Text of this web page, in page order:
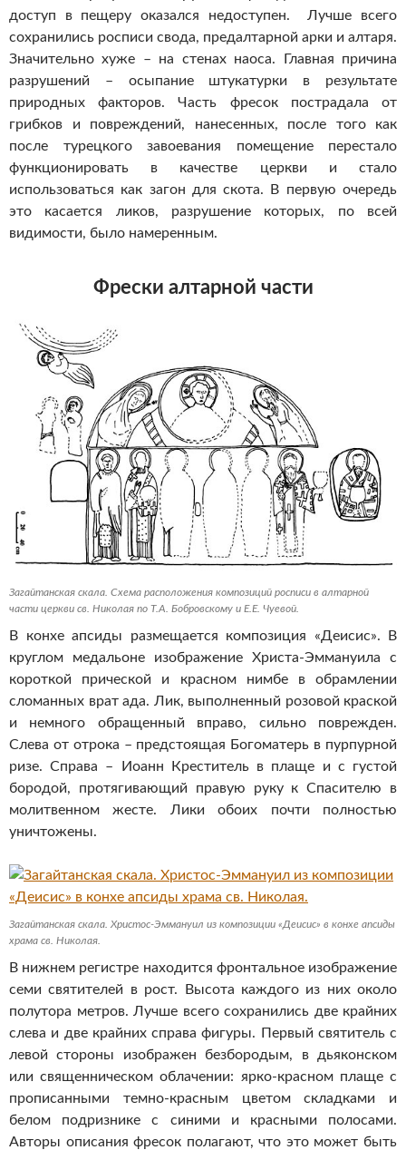
доступ в пещеру оказался недоступен. Лучше всего
сохранились росписи свода, предалтарной арки и алтаря.
Значительно хуже – на стенах наоса. Главная причина
разрушений – осыпание штукатурки в результате
природных факторов. Часть фресок пострадала от
грибков и повреждений, нанесенных, после того как
после турецкого завоевания помещение перестало
функционировать в качестве церкви и стало
использоваться как загон для скота. В первую очередь
это касается ликов, разрушение которых, по всей
видимости, было намеренным.
Фрески алтарной части
Загайтанская скала. Схема расположения композиций росписи в алтарной
части церкви св. Николая по Т.А. Бобровскому и Е.Е. Чуевой.
В конхе апсиды размещается композиция «Деисис». В
круглом медальоне изображение Христа-Эммануила с
короткой прической и красном нимбе в обрамлении
сломанных врат ада. Лик, выполненный розовой краской
и немного обращенный вправо, сильно поврежден.
Слева от отрока – предстоящая Богоматерь в пурпурной
ризе. Справа – Иоанн Креститель в плаще и с густой
бородой, протягивающий правую руку к Спасителю в
молитвенном жесте. Лики обоих почти полностью
уничтожены.
Загайтанская скала. Христос-Эммануил из композиции «Деисис» в конхе апсиды
храма св. Николая.
В нижнем регистре находится фронтальное изображение
семи святителей в рост. Высота каждого из них около
полутора метров. Лучше всего сохранились две крайних
слева и две крайних справа фигуры. Первый святитель с
левой стороны изображен безбородым, в дьяконском
или священническом облачении: ярко-красном плаще с
прописанными темно-красным цветом складками и
белом подризнике с синими и красными полосами.
Авторы описания фресок полагают, что это может быть